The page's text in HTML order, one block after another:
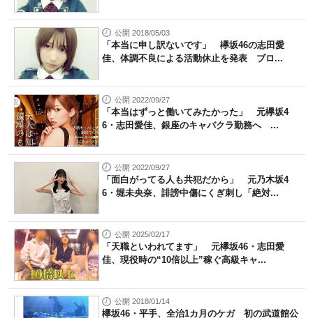
公開 2018/05/03
「本当に申し訳ないです」 欅坂46の志田愛
佳、体調不良による活動休止を発表 ブロ...
公開 2022/09/27
「本当はずっと働いてみたかった」 元欅坂4
6・志田愛佳、銀座のキャバクラ勤務へ ...
公開 2022/09/27
「面白がってる人も共犯だから」 元乃木坂4
6・堀未央奈、誹謗中傷にくぎ刺し「絶対...
公開 2025/02/17
「天職といわれてます」 元欅坂46・志田愛
佳、現役時の“10倍以上”稼ぐ高級キャ...
公開 2018/01/14
欅坂46・平手、全治1カ月のケガ 初の武道館公